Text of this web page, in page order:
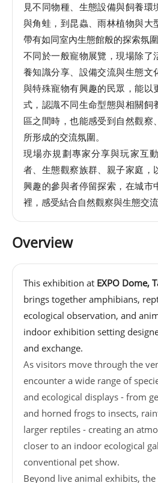
會
展
臺
北
回
饋
場
地
申
請
新
創
基
地
館
租
借
花
博
公
園
回
見不同物種、生態設備與飼養環
與角蛙，到昆蟲、雨林植物與大
帶有如同室內生態館般的探索氛圍
不同於一般寵物展覽，現場除了
養知識分享、設備交流與生態文
與特殊寵物有興趣的民眾，能以
式，認識不同生命型態與相關飼
區之間時，也能感受到自然觀察
所形成的交流氛圍。
現場亦規劃專家分享與玩家互
者、生態觀察族群、親子家庭，
興趣的參與者停留探索，在城市
裡，感受結合自然觀察與生態交流
Overview
This exhibition at EXPO Dome,
brings together amphibians,
ecological observation, and
indoor exhibition setting
and exchange.
As visitors move through the
encounter a wide range of
and ecological displays - from
and horned frogs to insects,
larger reptiles - creating an
closer to an indoor ecological
conventional pet show.
Beyond live animal exhibits,